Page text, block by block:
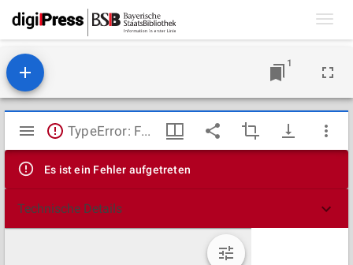
1
Mirador
Viewer
TypeError: Failed to fetch
Es ist ein Fehler aufgetreten
Technische Details